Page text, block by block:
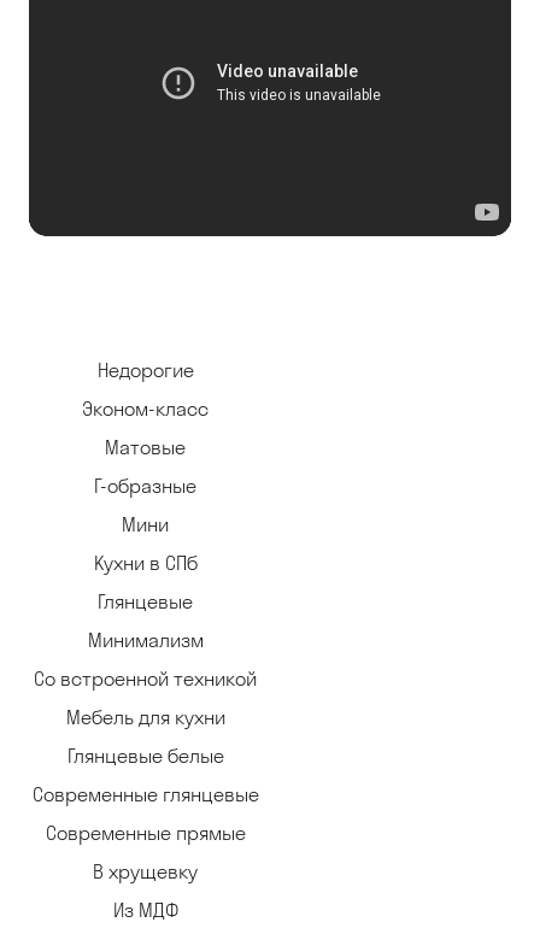
Недорогие
Эконом-класс
Матовые
Г-образные
Мини
Кухни в СПб
Глянцевые
Минимализм
Со встроенной техникой
Мебель для кухни
Глянцевые белые
Современные глянцевые
Современные прямые
В хрущевку
Из МДФ